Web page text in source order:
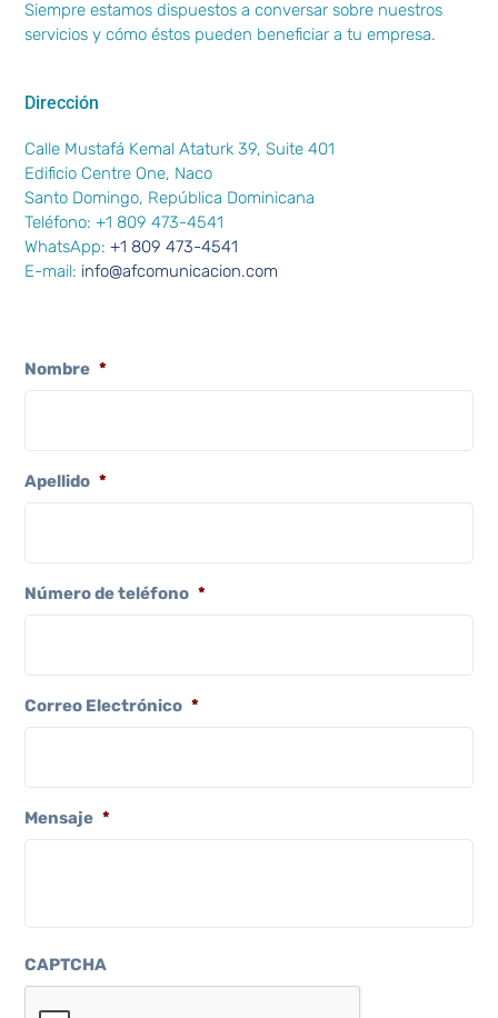
Siempre estamos dispuestos a conversar sobre nuestros
servicios y cómo éstos pueden beneficiar a tu empresa.
Dirección
Calle Mustafá Kemal Ataturk 39, Suite 401
Edificio Centre One, Naco
Santo Domingo, República Dominicana
Teléfono: +1 809 473-4541
WhatsApp:+1 809 473-4541
E-mail: info@afcomunicacion.com
Nombre *
Apellido *
Número de teléfono *
Correo Electrónico *
Mensaje *
CAPTCHA